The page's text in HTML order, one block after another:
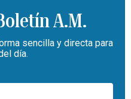
A.M.
sencilla y directa para
día.